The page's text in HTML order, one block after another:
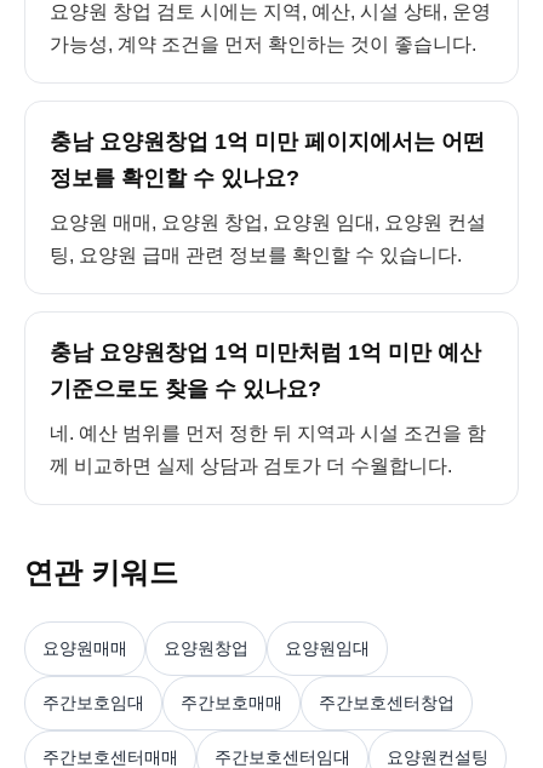
요양원 창업 검토 시에는 지역, 예산, 시설 상태, 운영
가능성, 계약 조건을 먼저 확인하는 것이 좋습니다.
충남 요양원창업 1억 미만 페이지에서는 어떤
정보를 확인할 수 있나요?
요양원 매매, 요양원 창업, 요양원 임대, 요양원 컨설
팅, 요양원 급매 관련 정보를 확인할 수 있습니다.
충남 요양원창업 1억 미만처럼 1억 미만 예산
기준으로도 찾을 수 있나요?
네. 예산 범위를 먼저 정한 뒤 지역과 시설 조건을 함
께 비교하면 실제 상담과 검토가 더 수월합니다.
연관 키워드
요양원매매 요양원창업 요양원임대
주간보호임대 주간보호매매 주간보호센터창업
주간보호센터매매 주간보호센터임대 요양원컨설팅